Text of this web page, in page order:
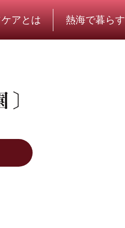
アとは 熱海で暮らす